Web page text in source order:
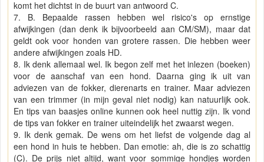
komt het dichtst in de buurt van antwoord C.
7. B. Bepaalde rassen hebben wel risico's op ernstige
afwijkingen (dan denk ik bijvoorbeeld aan CM/SM), maar dat
geldt ook voor honden van grotere rassen. Die hebben weer
andere afwijkingen zoals HD.
8. Ik denk allemaal wel. Ik begon zelf met het inlezen (boeken)
voor de aanschaf van een hond. Daarna ging ik uit van
adviezen van de fokker, dierenarts en trainer. Maar adviezen
van een trimmer (in mijn geval niet nodig) kan natuurlijk ook.
En tips van baasjes online kunnen ook heel nuttig zijn. Ik vond
de tips van fokker en trainer uiteindelijk het zwaarst wegen.
9. Ik denk gemak. De wens om het liefst de volgende dag al
een hond in huis te hebben. Dan emotie: ah, die is zo schattig
(C). De prijs niet altijd, want voor sommige hondjes worden